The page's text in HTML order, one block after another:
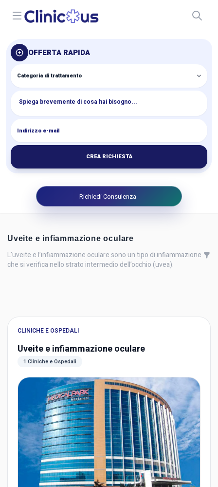
Open menu
OFFERTA RAPIDA
CREA RICHIESTA
Richiedi Consulenza
Uveite e infiammazione oculare
L’uveite e l’infiammazione oculare sono un tipo di infiammazione
che si verifica nello strato intermedio dell’occhio (uvea).
CLINICHE E OSPEDALI
Uveite e infiammazione oculare
1 Cliniche e Ospedali